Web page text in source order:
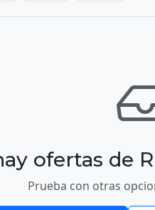
ofertas de
Prueba con otras